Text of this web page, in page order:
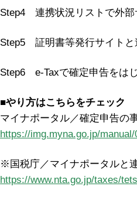
Step4 連携状況リストで外部
Step5 証明書等発行サイトと
Step6 e-Taxで確定申告をは
■やり方はこちらをチェック
マイナポータル／確定申告の
https://img.myna.go.jp/
※国税庁／マイナポータルと
https://www.nta.go.jp/taxes/